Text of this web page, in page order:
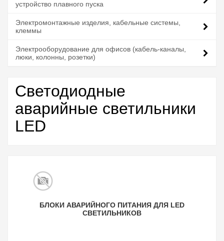
устройство плавного пуска
Электромонтажные изделия, кабельные системы,
клеммы
Электрооборудование для офисов (кабель-каналы,
люки, колонны, розетки)
Светодиодные
аварийные светильники
LED
БЛОКИ АВАРИЙНОГО ПИТАНИЯ ДЛЯ LED
СВЕТИЛЬНИКОВ